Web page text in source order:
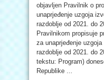
objavljen Pravilnik o
unaprjeđenje uzgoja
razdoblje od 2021. do
Pravilnikom propisuje
za unaprjeđenje
razdoblje od 2021. do
tekstu: Program)
Republike ...